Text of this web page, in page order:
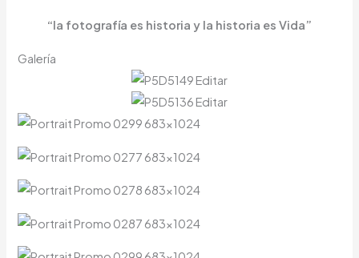
“la fotografía es historia y la historia es Vida”
Galería